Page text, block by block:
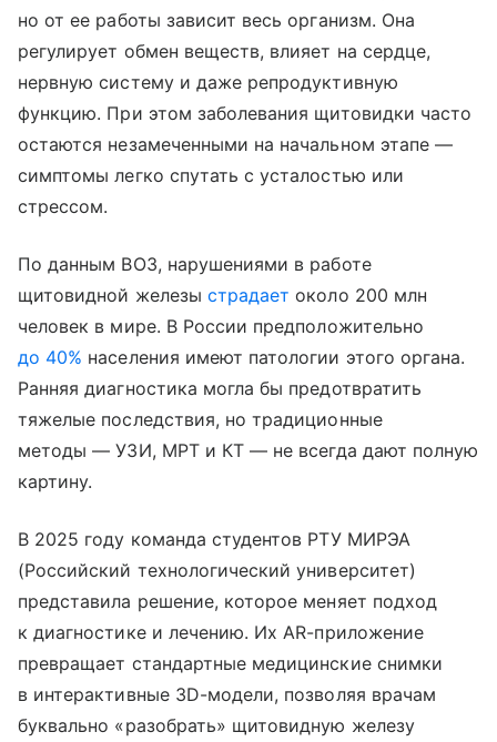
но от ее работы зависит весь организм. Она
регулирует обмен веществ, влияет на сердце,
нервную систему и даже репродуктивную
функцию. При этом заболевания щитовидки часто
остаются незамеченными на начальном этапе —
симптомы легко спутать с усталостью или
стрессом.
По данным ВОЗ, нарушениями в работе
щитовидной железы страдает около 200 млн
человек в мире. В России предположительно
до 40% населения имеют патологии этого органа.
Ранняя диагностика могла бы предотвратить
тяжелые последствия, но традиционные
методы — УЗИ, МРТ и КТ — не всегда дают полную
картину.
В 2025 году команда студентов РТУ МИРЭА
(Российский технологический университет)
представила решение, которое меняет подход
к диагностике и лечению. Их AR-приложение
превращает стандартные медицинские снимки
в интерактивные 3D-модели, позволяя врачам
буквально «разобрать» щитовидную железу